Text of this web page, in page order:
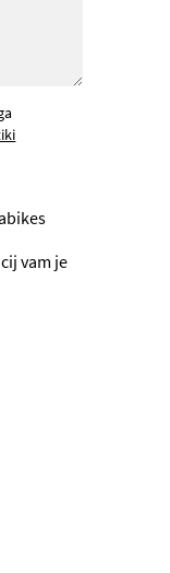
vam je